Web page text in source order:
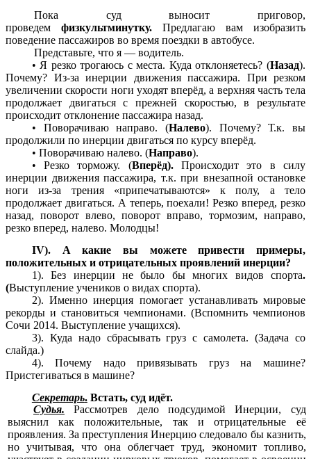
Пока суд выносит приговор,
проведем физкультминутку. Предлагаю вам изобразить
поведение пассажиров во время поездки в автобусе.
Представьте, что я — водитель.
• Я резко трогаюсь с места. Куда отклоняетесь? (Назад).
Почему? Из-за инерции движения пассажира. При резком
увеличении скорости ноги уходят вперёд, а верхняя часть тела
продолжает двигаться с прежней скоростью, в результате
происходит отклонение пассажира назад.
• Поворачиваю направо. (Налево). Почему? Т.к. вы
продолжили по инерции двигаться по курсу вперёд.
• Поворачиваю налево. (Направо).
• Резко торможу. (Вперёд).Происходит это в силу
инерции движения пассажира, т.к. при внезапной остановке
ноги из-за трения «припечатываются» к полу, а тело
продолжает двигаться. А теперь, поехали! Резко вперед, резко
назад, поворот влево, поворот вправо, тормозим, направо,
резко вперед, налево. Молодцы!
IV). А какие вы можете привести примеры,
положительных и отрицательных проявлений инерции?
1). Без инерции не было бы многих видов спорта.
(Выступление учеников о видах спорта).
2). Именно инерция помогает устанавливать мировые
рекорды и становиться чемпионами. (Вспомнить чемпионов
Сочи 2014. Выступление учащихся).
3). Куда надо сбрасывать груз с самолета. (Задача со
слайда.)
4). Почему надо привязывать груз на машине?
Пристегиваться в машине?
Секретарь.Встать, суд идёт.
Судья.
Рассмотрев дело подсудимой Инерции, суд
выяснил как положительные, так и отрицательные её
проявления. За преступления Инерцию следовало бы казнить,
но учитывая, что она облегчает труд, экономит топливо,